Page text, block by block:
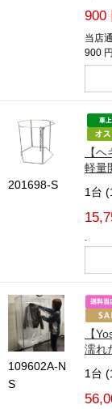
900
当店
900 円
201698-S
【
軽量
1台
-
109602A-N
S
【
濡れ
1台